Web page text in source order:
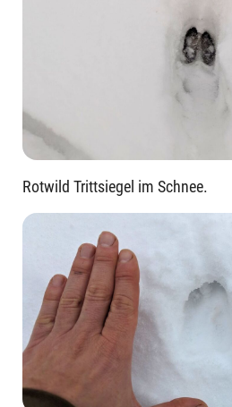
Rotwild Trittsiegel im Schnee.